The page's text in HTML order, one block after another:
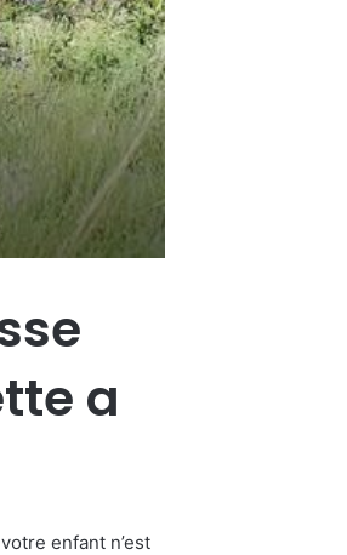
a
enfant n’est